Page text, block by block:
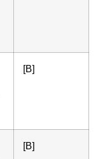
[B]
[B]